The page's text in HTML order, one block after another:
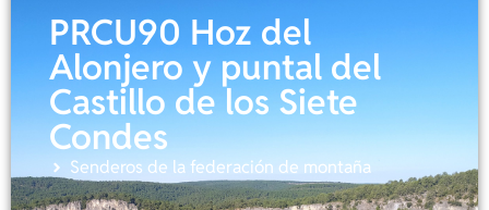
PRCU90 Hoz del
Alonjero y puntal del
Castillo de los Siete
Condes
Senderos de la federación de montaña